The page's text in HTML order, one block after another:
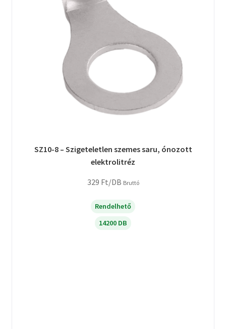
SZ10-8 – Szigeteletlen szemes saru, ónozott
elektrolitréz
329 Ft/DB Bruttó
Rendelhető
14200 DB